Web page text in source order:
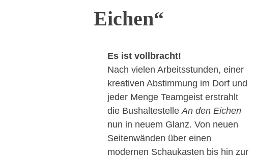
Eichen“
Es ist vollbracht!
Nach vielen Arbeitsstunden, einer
kreativen Abstimmung im Dorf und
jeder Menge Teamgeist erstrahlt
die BushaltestelleAn den Eichen
nun in neuem Glanz. Von neuen
Seitenwänden über einen
modernen Schaukasten bis hin zur